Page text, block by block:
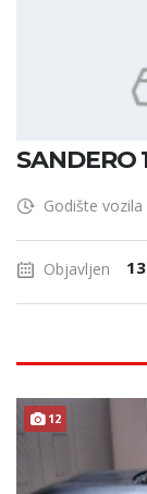
SANDERO
Godište vozila
Objavljen
12